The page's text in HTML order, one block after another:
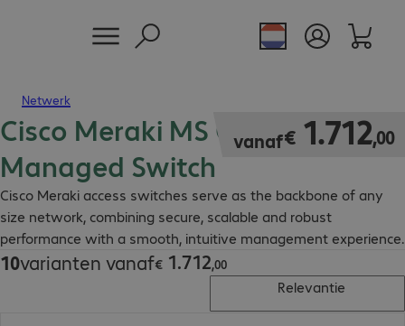
Netwerk
Cisco Meraki MS Cloud
Managed Switch
Cisco Meraki access switches serve as the backbone of any
size network, combining secure, scalable and robust
performance with a smooth, intuitive management experience.
vanaf€ 1.712,00
€ 1.712,00
10varianten vanaf€ 1.712,00
€ 1.712,00
Relevantie